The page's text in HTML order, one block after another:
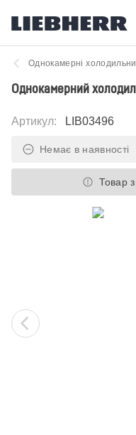
Однокамерні
Однокамерний
Артикул: LIB03496
Немає в наявності
Товар